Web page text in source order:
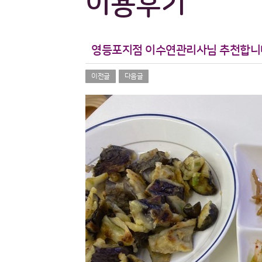
영등포지점 이수연관리사님 추천합
이전글 다음글